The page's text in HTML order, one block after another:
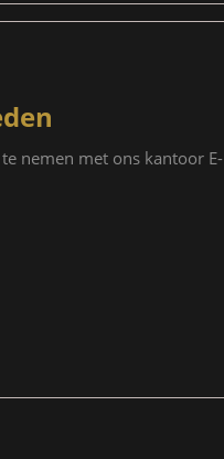
nemen met ons kantoor E-